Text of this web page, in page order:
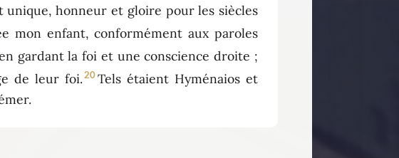
honneur et gloire pour les siècles
mon enfant, conformément aux paroles
gardant la foi et une conscience droite ;
de leur foi. 20Tels étaient Hyménaios et